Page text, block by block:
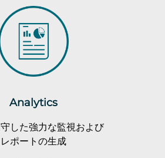
Analytics
した強力な監視および
レポートの生成